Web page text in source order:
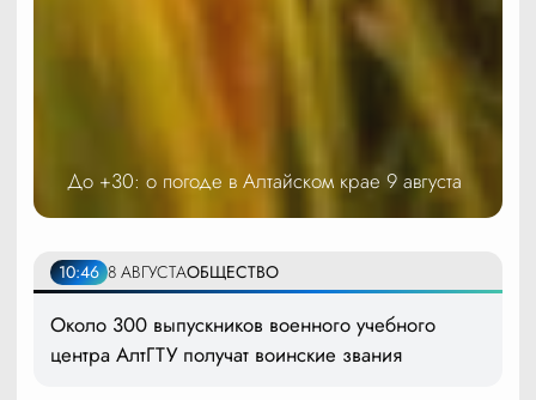
До +30: о погоде в Алтайском крае 9 августа
10:46 8 АВГУСТАОБЩЕСТВО
Около 300 выпускников военного учебного
центра АлтГТУ получат воинские звания